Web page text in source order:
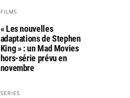
FILMS
« Les nouvelles
adaptations de Stephen
King » : un Mad Movies
hors-série prévu en
novembre
SERIES